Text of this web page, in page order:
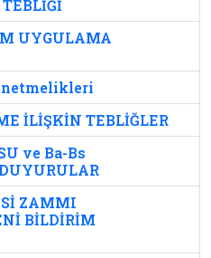
UYGULAMA
İLİŞKİN TEBLİĞLER
ve Ba-Bs
ZAMMI
BİLDİRİM